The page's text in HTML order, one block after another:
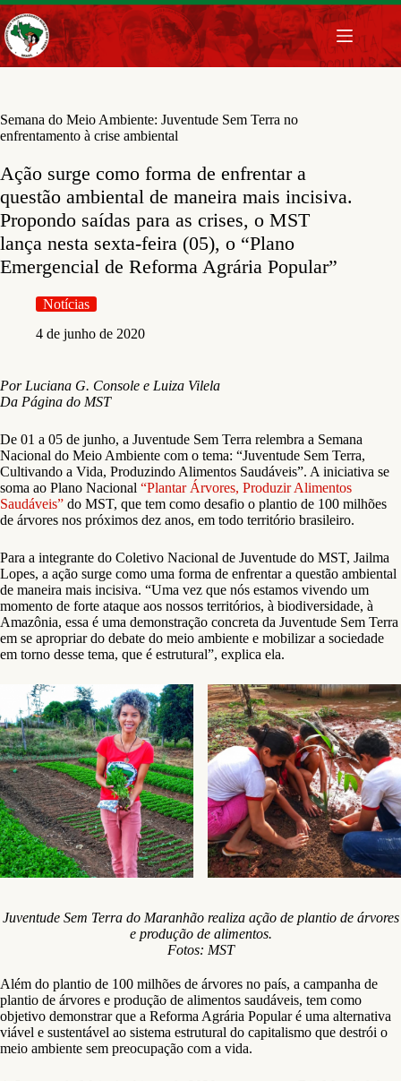
Pular
para
o
conteúdo
Semana do Meio Ambiente: Juventude Sem Terra no
enfrentamento à crise ambiental
Ação surge como forma de enfrentar a
questão ambiental de maneira mais incisiva.
Propondo saídas para as crises, o MST
lança nesta sexta-feira (05), o “Plano
Emergencial de Reforma Agrária Popular”
Notícias
4 de junho de 2020
Por Luciana G. Console e Luiza Vilela
Da Página do MST
De 01 a 05 de junho, a Juventude Sem Terra relembra a Semana
Nacional do Meio Ambiente com o tema: “Juventude Sem Terra,
Cultivando a Vida, Produzindo Alimentos Saudáveis”. A iniciativa se
soma ao Plano Nacional “Plantar Árvores, Produzir Alimentos
Saudáveis” do MST, que tem como desafio o plantio de 100 milhões
de árvores nos próximos dez anos, em todo território brasileiro.
Para a integrante do Coletivo Nacional de Juventude do MST, Jailma
Lopes, a ação surge como uma forma de enfrentar a questão ambiental
de maneira mais incisiva. “Uma vez que nós estamos vivendo um
momento de forte ataque aos nossos territórios, à biodiversidade, à
Amazônia, essa é uma demonstração concreta da Juventude Sem Terra
em se apropriar do debate do meio ambiente e mobilizar a sociedade
em torno desse tema, que é estrutural”, explica ela.
Juventude Sem Terra do Maranhão realiza ação de plantio de árvores
e produção de alimentos.
Fotos: MST
Além do plantio de 100 milhões de árvores no país, a campanha de
plantio de árvores e produção de alimentos saudáveis, tem como
objetivo demonstrar que a Reforma Agrária Popular é uma alternativa
viável e sustentável ao sistema estrutural do capitalismo que destrói o
meio ambiente sem preocupação com a vida.